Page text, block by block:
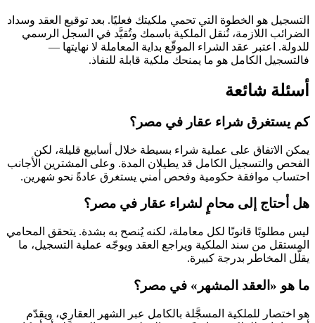
التسجيل هو الخطوة التي تحمي ملكيتك فعليًا. بعد توقيع العقد وسداد
الضرائب اللازمة، تُنقل الملكية باسمك وتُقيَّد في السجل الرسمي
للدولة. اعتبر عقد الشراء الموقّع بداية المعاملة لا نهايتها —
فالتسجيل الكامل هو ما يمنحك ملكية قابلة للنفاذ.
أسئلة شائعة
كم يستغرق شراء عقار في مصر؟
يمكن الاتفاق على عملية شراء بسيطة خلال أسابيع قليلة، لكن
الفحص والتسجيل الكامل قد يطيلان المدة. وعلى المشترين الأجانب
احتساب موافقة حكومية وفحص أمني يستغرق عادةً نحو شهرين.
هل أحتاج إلى محامٍ لشراء عقار في مصر؟
ليس مطلوبًا قانونًا لكل معاملة، لكنه يُنصح به بشدة. يتحقق المحامي
المستقل من سند الملكية ويراجع العقد ويوجّه عملية التسجيل، ما
يقلّل المخاطر بدرجة كبيرة.
ما هو «العقد المشهر» في مصر؟
هو اختصار للملكية المسجَّلة بالكامل عبر الشهر العقاري، ويقدّم